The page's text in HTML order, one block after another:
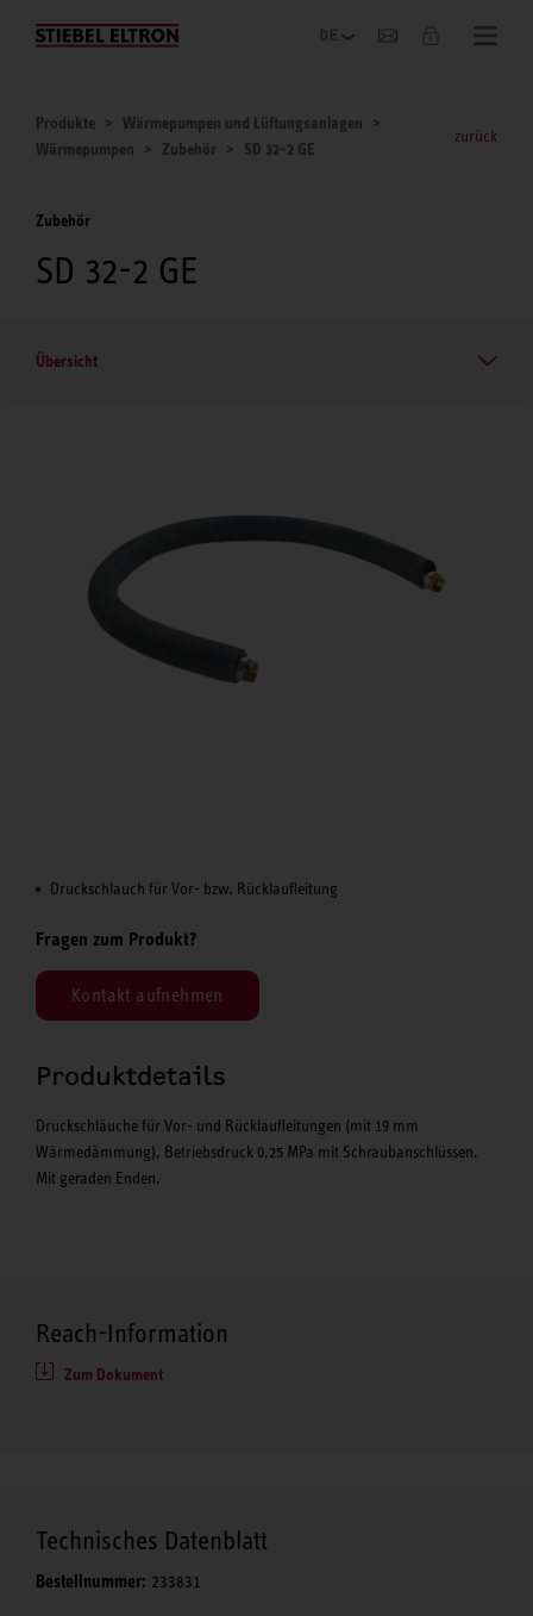
Unternehmen
Produkte
Wärmepumpen und Lüftungsanlagen
Wärmepumpen
Zubehör SD 32-2 GE
zurück
Zubehör
SD 32-2 GE
Übersicht
Druckschlauch für Vor- bzw. Rücklaufleitung
Fragen zum Produkt?
Kontakt aufnehmen
Produktdetails
Druckschläuche für Vor- und Rücklaufleitungen (mit 19 mm
Wärmedämmung), Betriebsdruck 0,25 MPa mit Schraubanschlüssen.
Mit geraden Enden.
Reach-Information
Zum Dokument
Technisches Datenblatt
Bestellnummer: 233831